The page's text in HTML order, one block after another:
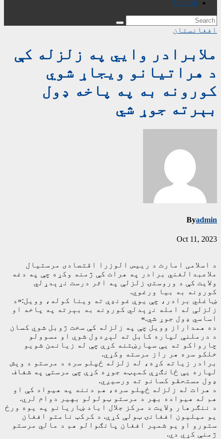
English
افغانستان
ملابرادر وايي په زلزله کې
د هراتیانو ویجاړ شوي
کورونه به په پاخه ډول
بېرته جوړ شي
Byadmin
Oct 11, 2023
د اسلامی امارت د ريیس الوزرا اقتصادی مرستیال
ملاعبدالغني برادر په هرات کې ژمنه وکړه چې په دغه
ولایت کې د وروستۍ زلزلې په اثر درست نړېدړلي
کورونه به بیا ورغوي.
ښاغلي برادر، چې یوې غونډې ته وینا کوله، وویل:«د
زلزلې له امله نړېدلي کورونه به بېرته په پاخه او
اساسي ډول جوړ شي.»
ده همداراز وویل چې په زلزله کې سخت ژوبل شوي کسان
د درملنې لپاره کابل ته لېږدول شوي او مسوولو
چارواکو ته یې سپارښتنه کړې چې له زیانمن شویو
خلکو سره هر راز مرسته وکړي.
برادر زیاته کړه، له زلزله ځپلو سره د مرستو د وېش
لپاره یې ځانګړې کمېټه جوړه کړې چې مرستې په شفاف
ډول مستحقو کسانو ته ورسیږي.
د هرات له زلزله ځپلو سره، هم دننه په هیواد کې او
هم له هیواده بهر د مرستو ټولولو بهیر دوام لري.
د ننګرهار ولایت د مرکز جلال اباد ښاریانو په یوه ورځ
یو میلیون افغانۍ ټولې کړې. د کرکټ نامتو افغان
ستورو او یو شمېر افغان پانګوالو هم د مالي مرستو
ژمنې کړي دي.